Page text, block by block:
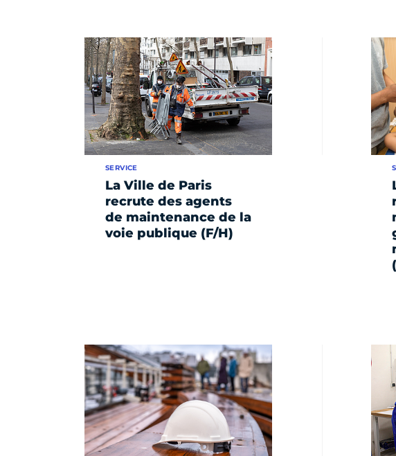
La Ville de Paris
recrute des agents
de maintenance de la
voie publique (F/H)
SERVICE